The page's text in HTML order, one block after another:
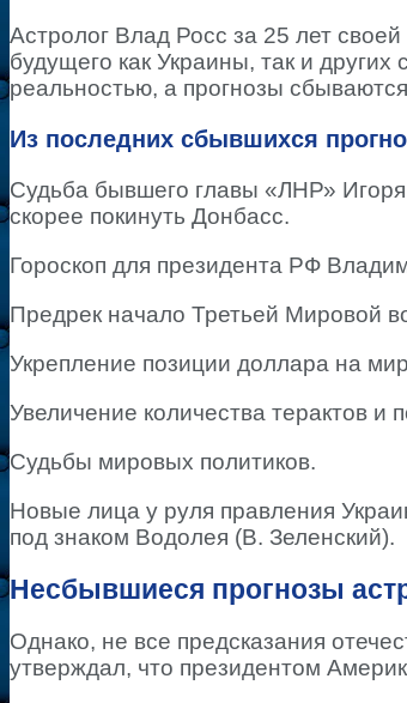
Астролог Влад Росс за 25 лет
будущего как Украины, так и
реальностью, а прогнозы
Из последних сбывшихся
Судьба бывшего главы «ЛНР»
скорее покинуть Донбасс.
Гороскоп для президента РФ
Предрек начало Третьей Мировой
Укрепление позиции доллара на
Увеличение количества терактов и
Судьбы мировых политиков.
Новые лица у руля правления
под знаком Водолея (В. Зеленский).
Несбывшиеся прогнозы
Однако, не все предсказания
утверждал, что президентом